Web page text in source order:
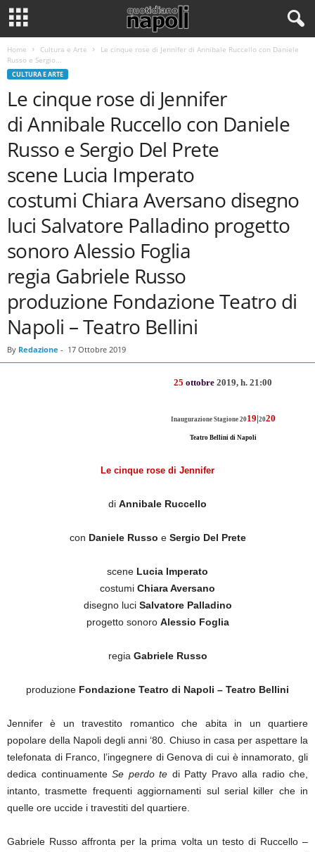
Home Cultura e Arte
Le cinque rose di Jennifer di Annibale Ruccello con Daniele
Russo e Sergio...
CULTURA E ARTE
Le cinque rose di Jennifer
di Annibale Ruccello con Daniele
Russo e Sergio Del Prete
scene Lucia Imperato
costumi Chiara Aversano disegno
luci Salvatore Palladino progetto
sonoro Alessio Foglia
regia Gabriele Russo
produzione Fondazione Teatro di
Napoli – Teatro Bellini
By Redazione - 17 Ottobre 2019
25 ottobre 2019, h. 21:00
Inaugurazione Stagione 2019|2020
Teatro Bellini di Napoli
Le cinque rose di Jennifer
di Annibale Ruccello
con Daniele Russo e Sergio Del Prete
scene Lucia Imperato
costumi Chiara Aversano
disegno luci Salvatore Palladino
progetto sonoro Alessio Foglia
regia Gabriele Russo
produzione Fondazione Teatro di Napoli – Teatro Bellini
Jennifer è un travestito romantico che abita in un quartiere
popolare della Napoli degli anni ‘80. Chiuso in casa per aspettare la
telefonata di Franco, l’ingegnere di Genova di cui è innamorato, gli
dedica continuamente Se perdo te di Patty Pravo alla radio che,
intanto, trasmette frequenti aggiornamenti sul serial killer che in
quelle ore uccide i travestiti del quartiere.
Gabriele Russo affronta per la prima volta un testo di Ruccello –